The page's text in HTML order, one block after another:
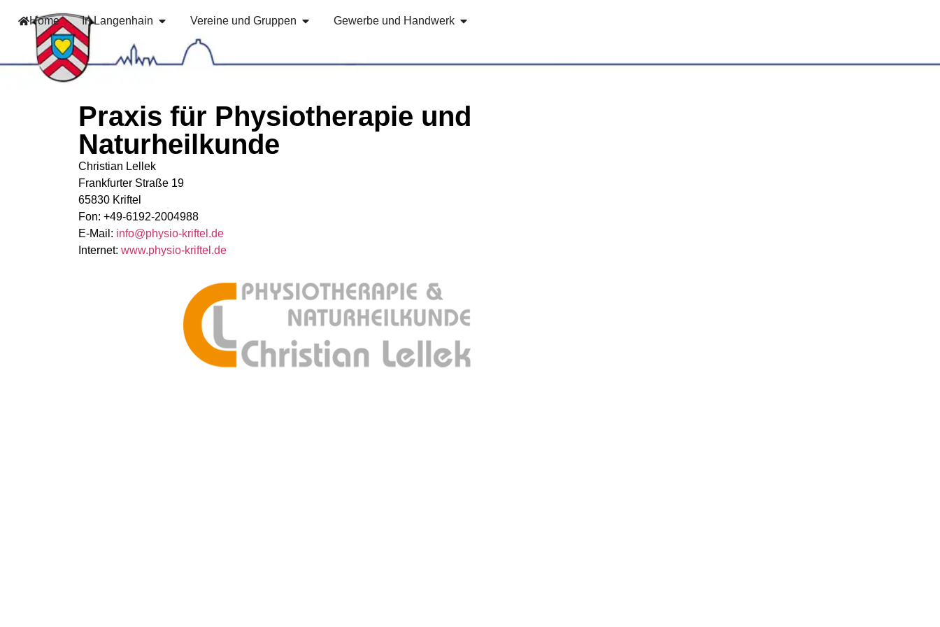
Home In Langenhain Vereine und Gruppen Gewerbe und Handwerk
Praxis für Physiotherapie und
Naturheilkunde
Christian Lellek
Frankfurter Straße 19
65830 Kriftel
Fon: +49-6192-2004988
E-Mail: info@physio-kriftel.de
Internet: www.physio-kriftel.de